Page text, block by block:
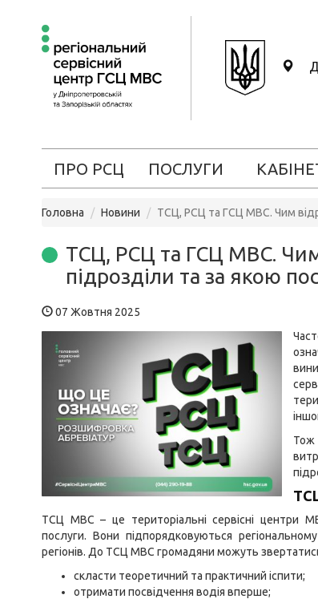
ПРО РСЦ ПОСЛУГИ
Головна Новини ТСЦ, РСЦ та ГСЦ МВС. Чим
ТСЦ, РСЦ та ГСЦ МВС. Чим
підрозділи та за якою
07 Жовтня 2025
Тож
ТСЦ МВС – це територіальні сервісні центри
послуги. Вони підпорядковуються
регіонів. До ТСЦ МВС громадяни можуть
скласти теоретичний та практичний іспити;
отримати посвідчення водія вперше;